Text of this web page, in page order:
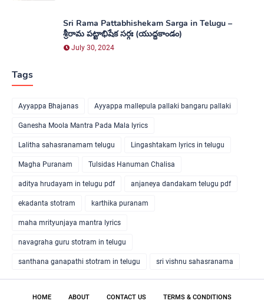
Sri Rama Pattabhishekam Sarga in Telugu –
శ్రీరామ పట్టాభిషేక సర్గః (యుద్ధకాండం)
July 30, 2024
Tags
Ayyappa Bhajanas Ayyappa mallepula pallaki bangaru pallaki
Ganesha Moola Mantra Pada Mala lyrics
Lalitha sahasranamam telugu Lingashtakam lyrics in telugu
Magha Puranam Tulsidas Hanuman Chalisa
aditya hrudayam in telugu pdf anjaneya dandakam telugu pdf
ekadanta stotram karthika puranam
maha mrityunjaya mantra lyrics
navagraha guru stotram in telugu
santhana ganapathi stotram in telugu sri vishnu sahasranama
HOME ABOUT CONTACT US TERMS & CONDITIONS